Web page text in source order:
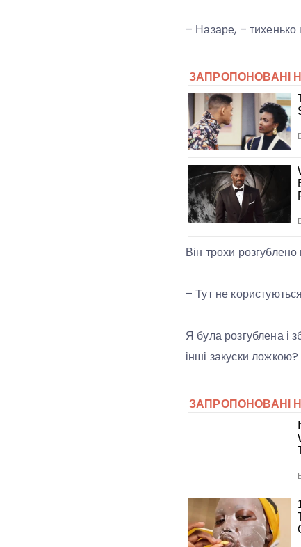
– Назаре, –
Він трохи
– Тут не
Я була розгублена і
інші закуски ложкою?